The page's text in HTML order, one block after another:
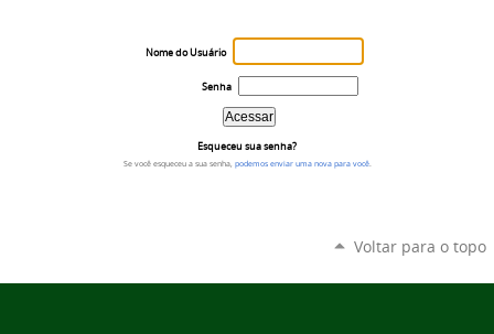
Nome do Usuário
Senha
Esqueceu sua senha?
Se você esqueceu a sua senha, podemos enviar uma nova para você.
Voltar para o topo